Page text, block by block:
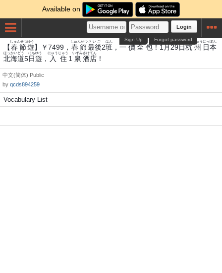
Available on
Login
Forgot password
Sign Up
【春節
しゅんせつ
遊
ゆう
】￥7499， 春節
しゅんせつ
最後
さいご
2班
はん
， 一
いち
價
あたい
全
ぜん
包
つつみ
！1月
がつ
29日
にち
杭
くい
州
しゅう
日本
にっぽん
北海道
ほっかいどう
5日
にち
遊
ゆう
， 入
にゅう
住
じゅう
1 泉
いずみ
酒店
さけてん
！
中文(简体) Public
by qcds894259
Vocabulary List